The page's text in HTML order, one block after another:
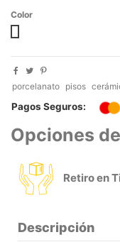
Color
porcelanato pisos
Pagos Seguros:
Opciones
Retiro en
Descripción